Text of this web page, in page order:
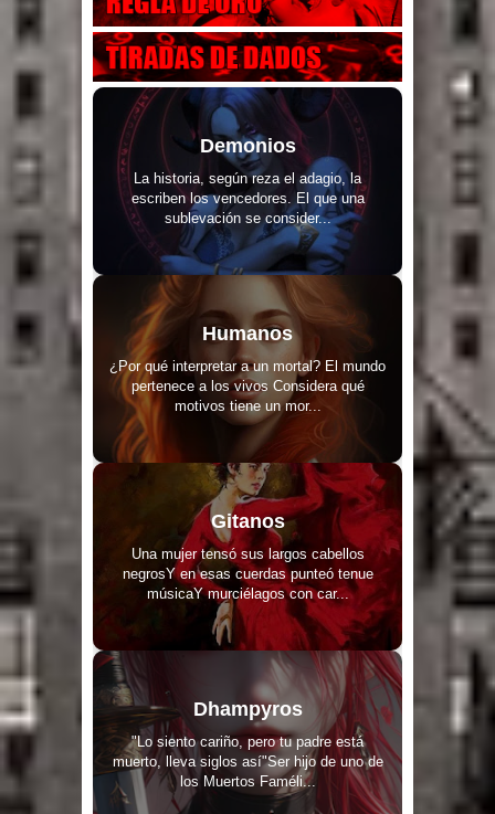
Demonios
La historia, según reza el adagio, la
escriben los vencedores. El que una
sublevación se consider...
Humanos
¿Por qué interpretar a un mortal? El mundo
pertenece a los vivos Considera qué
motivos tiene un mor...
Gitanos
Una mujer tensó sus largos cabellos
negrosY en esas cuerdas punteó tenue
músicaY murciélagos con car...
Dhampyros
"Lo siento cariño, pero tu padre está
muerto, lleva siglos así"Ser hijo de uno de
los Muertos Faméli...